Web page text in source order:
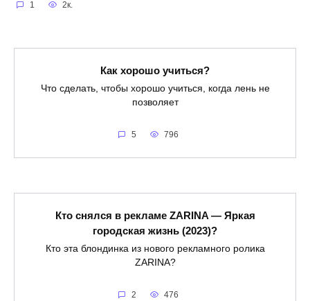
1 2к.
Как хорошо учиться?
Что сделать, чтобы хорошо учиться, когда лень не
позволяет
5 796
Кто снялся в рекламе ZARINA — Яркая
городская жизнь (2023)?
Кто эта блондинка из нового рекламного ролика
ZARINA?
2 476